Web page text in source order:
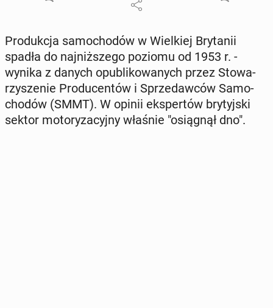
Pro­duk­cja sa­mo­cho­dów w Wiel­kiej Bry­ta­nii
spadła do naj­niż­sze­go poziomu od 1953 r. -
wynika z danych opu­bli­ko­wa­nych przez Sto­wa­
rzy­sze­nie Pro­du­cen­tów i Sprze­daw­ców Sa­mo­
cho­dów (SMMT). W opinii eks­per­tów bry­tyj­ski
sektor mo­to­ry­za­cyj­ny właśnie "osią­gnął dno".